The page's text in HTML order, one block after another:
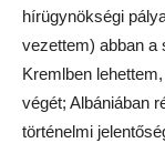
hírügynökségi
vezettem) abban a
Kremlben
végét; Albániában
történelmi